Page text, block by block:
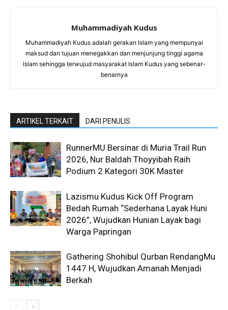
Muhammadiyah Kudus
Muhammadiyah Kudus adalah gerakan Islam yang mempunyai
maksud dan tujuan menegakkan dan menjunjung tinggi agama
Islam sehingga terwujud masyarakat Islam Kudus yang sebenar-
benarnya
ARTIKEL TERKAIT DARI PENULIS
RunnerMU Bersinar di Muria Trail Run
2026, Nur Baldah Thoyyibah Raih
Podium 2 Kategori 30K Master
Lazismu Kudus Kick Off Program
Bedah Rumah “Sederhana Layak Huni
2026”, Wujudkan Hunian Layak bagi
Warga Papringan
Gathering Shohibul Qurban RendangMu
1447 H, Wujudkan Amanah Menjadi
Berkah